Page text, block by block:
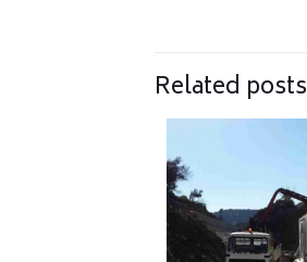
Related posts